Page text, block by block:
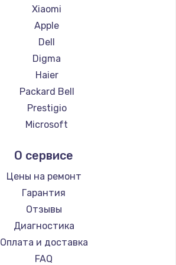
ноутбуков Irbis
ноутбуков Thunderobot
ноутбуков Hasee
Ремонт ноутбуков ZTE
ноутбуков Hiper
ноутбуков Evga
ноутбуков Google
ноутбуков Echips
ноутбуков Predator
Ремонт ноутбуков iru
ноутбуков Machenike
ноутбуков DEXP
ноутбуков Teclast
ноутбуков CHUWI
ноутбуков Colorful
Xiaomi
Apple
Dell
Digma
Haier
Packard Bell
Prestigio
Microsoft
Aquarius
Gigabyte
Aorus
Maibenben
Getac
Epson
Philips
О сервисе
Цены на ремонт
Гарантия
Отзывы
Диагностика
Оплата и доставка
FAQ